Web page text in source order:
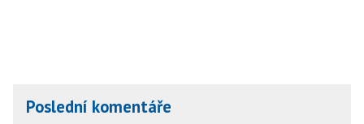
Poslední komentáře